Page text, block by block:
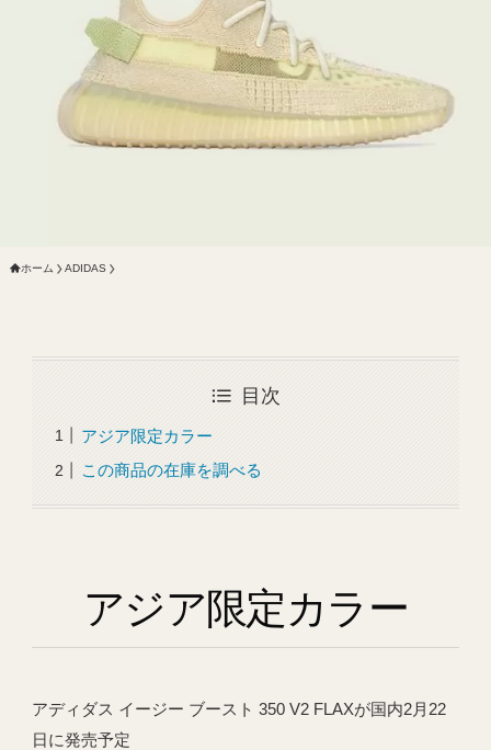
ホーム ADIDAS
目次
アジア限定カラー
この商品の在庫を調べる
アジア限定カラー
アディダス イージー ブースト 350 V2 FLAXが国内2月22
日に発売予定